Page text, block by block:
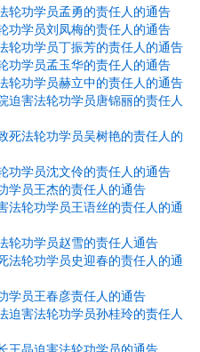
轮功学员孟勇的责任人的通告
功学员刘凤梅的责任人的通告
轮功学员丁振芳的责任人的通告
功学员孟玉华的责任人的通告
轮功学员赫立中的责任人的通告
迫害法轮功学员唐锦丽的责任人
死法轮功学员吴树艳的责任人的
功学员沈文伶的责任人的通告
学员王杰的责任人的通告
法轮功学员王语丝的责任人的通
轮功学员赵雪的责任人通告
法轮功学员史迎春的责任人的通
学员王春彦责任人的通告
迫害法轮功学员孙桂玲的责任人
王晶迫害法轮功学员的通告